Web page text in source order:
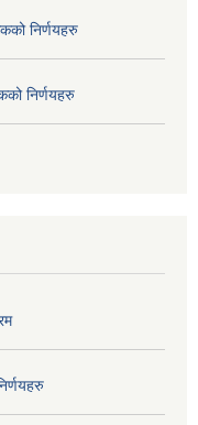
निर्णयहरु
निर्णयहरु